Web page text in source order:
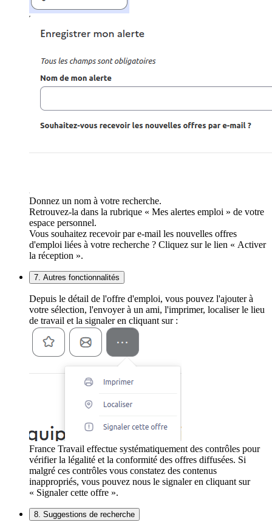
Donnez un nom à votre recherche.
Retrouvez-la dans la rubrique « Mes alertes emploi » de votre
espace personnel.
Vous souhaitez recevoir par e-mail les nouvelles offres
d'emploi liées à votre recherche ? Cliquez sur le lien « Activer
la réception ».
7. Autres fonctionnalités
Depuis le détail de l'offre d'emploi, vous pouvez l'ajouter à
votre sélection, l'envoyer à un ami, l'imprimer, localiser le lieu
de travail et la signaler en cliquant sur :
France Travail effectue systématiquement des contrôles pour
vérifier la légalité et la conformité des offres diffusées. Si
malgré ces contrôles vous constatez des contenus
inappropriés, vous pouvez nous le signaler en cliquant sur
« Signaler cette offre ».
8. Suggestions de recherche